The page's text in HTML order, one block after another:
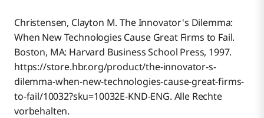
Christensen, Clayton M. The Innovator's Dilemma:
When New Technologies Cause Great Firms to Fail.
Boston, MA: Harvard Business School Press, 1997.
https://store.hbr.org/product/the-innovator-s-
dilemma-when-new-technologies-cause-great-firms-
to-fail/10032?sku=10032E-KND-ENG. Alle Rechte
vorbehalten.